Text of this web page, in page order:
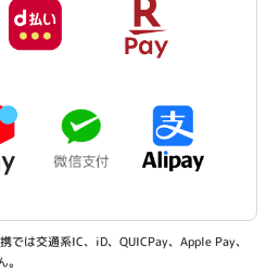
は交通系IC、iD、QUICPay、Apple Pay、